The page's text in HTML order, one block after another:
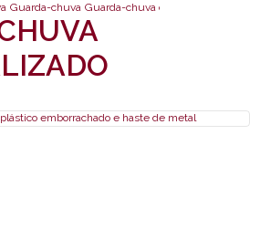
Personalizado
Guarda-chuva personalizadoGuarda-chuva com cabo plástico